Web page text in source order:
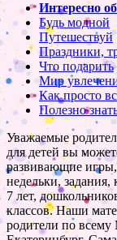
Интересно
Будь модной
Путешествуй
Праздники,
Что подарить
Мир
Как просто
Полезно
Уважаемые
для детей вы
развивающие игры,
недельки, задания,
7 лет,
классов. Наши
родители по